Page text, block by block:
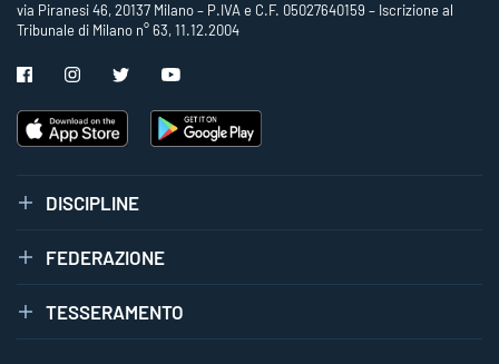
via Piranesi 46, 20137 Milano – P.IVA e C.F. 05027640159 – Iscrizione al
Tribunale di Milano n° 63, 11.12.2004
DISCIPLINE
FEDERAZIONE
TESSERAMENTO